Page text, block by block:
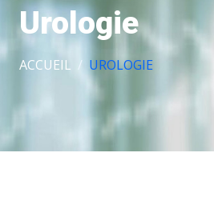
Urologie
ACCUEIL UROLOGIE